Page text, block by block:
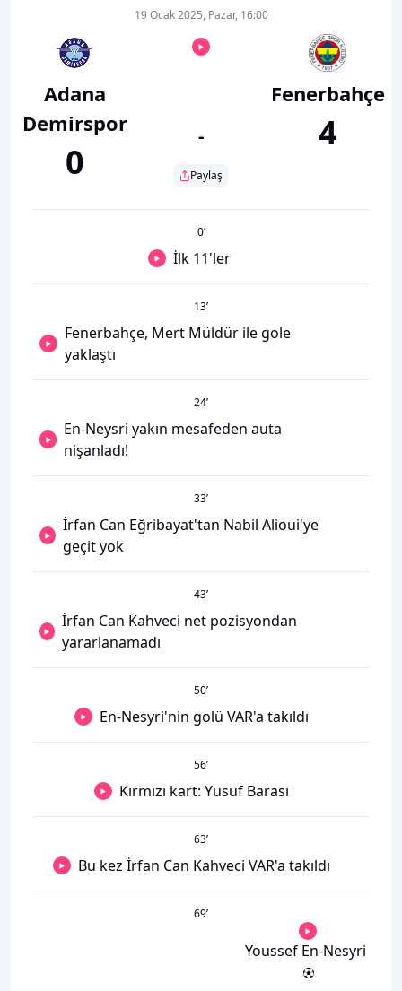
Adana
Demirspor
0
19 Ocak 2025, Pazar, 16:00
-
Paylaş
Fenerbahçe
4
0’
İlk 11'ler
13’
Fenerbahçe, Mert Müldür ile gole
yaklaştı
24’
En-Neysri yakın mesafeden auta
nişanladı!
33’
İrfan Can Eğribayat'tan Nabil Alioui'ye
geçit yok
43’
İrfan Can Kahveci net pozisyondan
yararlanamadı
50’
En-Nesyri'nin golü VAR'a takıldı
56’
Kırmızı kart: Yusuf Barası
63’
Bu kez İrfan Can Kahveci VAR'a takıldı
69’
Youssef En-Nesyri